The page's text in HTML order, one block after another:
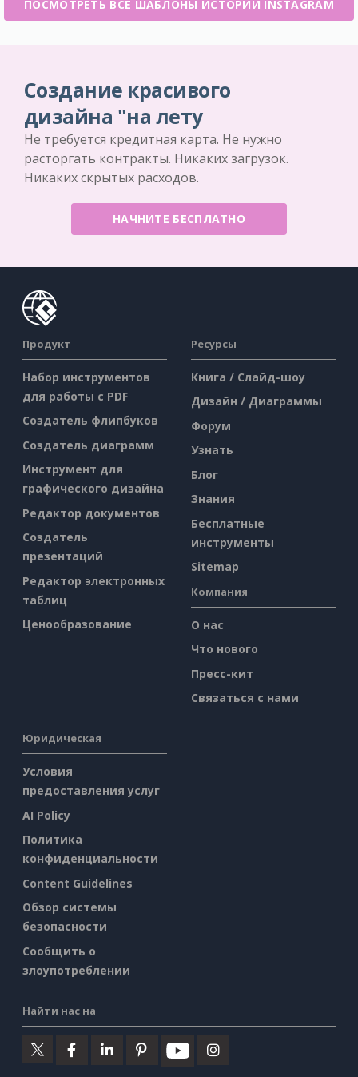
ПОСМОТРЕТЬ ВСЕ ШАБЛОНЫ ИСТОРИИ INSTAGRAM
Создание красивого
дизайна "на лету
Не требуется кредитная карта. Не нужно
расторгать контракты. Никаких загрузок.
Никаких скрытых расходов.
НАЧНИТЕ БЕСПЛАТНО
Продукт
Набор инструментов
для работы с PDF
Создатель флипбуков
Создатель диаграмм
Инструмент для
графического дизайна
Редактор документов
Создатель
презентаций
Редактор электронных
таблиц
Ценообразование
Ресурсы
Книга / Слайд-шоу
Дизайн / Диаграммы
Форум
Узнать
Блог
Знания
Бесплатные
инструменты
Sitemap
Компания
О нас
Что нового
Пресс-кит
Связаться с нами
Юридическая
Условия
предоставления услуг
AI Policy
Политика
конфиденциальности
Content Guidelines
Обзор системы
безопасности
Сообщить о
злоупотреблении
Найти нас на